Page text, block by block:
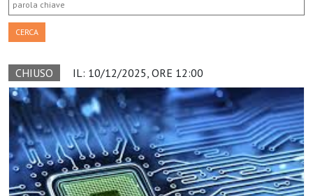
CERCA
CHIUSO IL: 10/12/2025, ORE 12:00